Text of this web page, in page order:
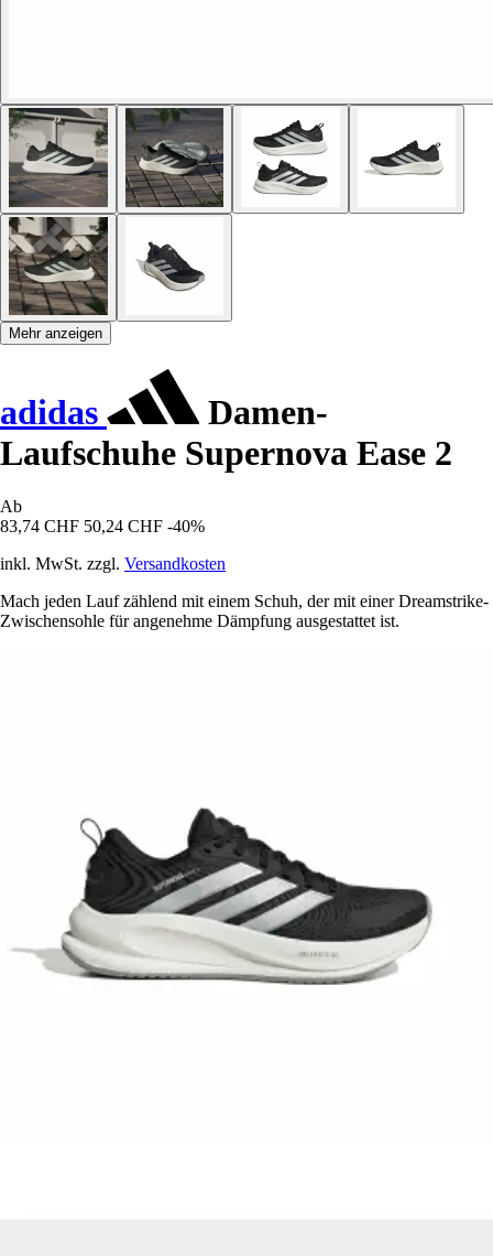
Mehr anzeigen
adidas
Damen-
Laufschuhe Supernova Ease 2
Ab
83,74 CHF 50,24 CHF -40%
inkl. MwSt. zzgl. Versandkosten
Mach jeden Lauf zählend mit einem Schuh, der mit einer Dreamstrike-
Zwischensohle für angenehme Dämpfung ausgestattet ist.